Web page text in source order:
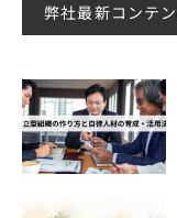
弊社最新コンテ